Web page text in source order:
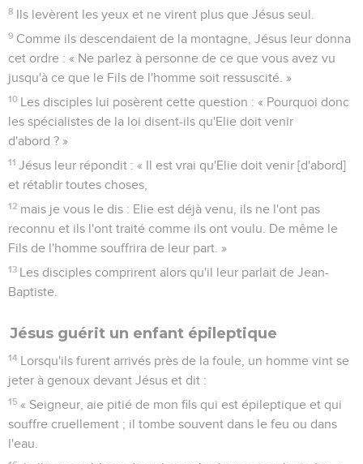
8 Ils levèrent les yeux et ne virent plus que Jésus seul.
9 Comme ils descendaient de la montagne, Jésus leur donna
cet ordre : « Ne parlez à personne de ce que vous avez vu
jusqu'à ce que le Fils de l'homme soit ressuscité. »
10 Les disciples lui posèrent cette question : « Pourquoi donc
les spécialistes de la loi disent-ils qu'Elie doit venir
d'abord ? »
11 Jésus leur répondit : « Il est vrai qu'Elie doit venir [d'abord]
et rétablir toutes choses,
12 mais je vous le dis : Elie est déjà venu, ils ne l'ont pas
reconnu et ils l'ont traité comme ils ont voulu. De même le
Fils de l'homme souffrira de leur part. »
13 Les disciples comprirent alors qu'il leur parlait de Jean-
Baptiste.
Jésus guérit un enfant épileptique
14 Lorsqu'ils furent arrivés près de la foule, un homme vint se
jeter à genoux devant Jésus et dit :
15 « Seigneur, aie pitié de mon fils qui est épileptique et qui
souffre cruellement ; il tombe souvent dans le feu ou dans
l'eau.